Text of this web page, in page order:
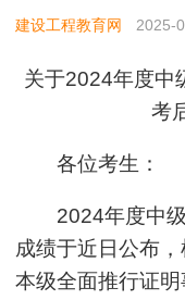
建设工程教育网 2025-
关于2024年度中
考
各位考生：
2024年度中
成绩于近日公布
本级全面推行证